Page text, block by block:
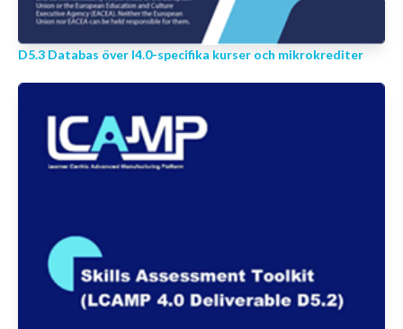
D5.3 Databas över I4.0-specifika kurser och mikrokrediter